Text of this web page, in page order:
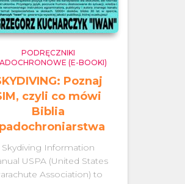
PODRĘCZNIKI
(E-BOOKI)
Poznaj
czyli co mówi
Biblia
Skydiving Information
USPA (United States
Association) to